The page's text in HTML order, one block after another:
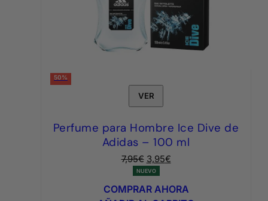
50%
VER
Perfume para Hombre Ice Dive de
Adidas – 100 ml
7,95€ El
precio
original
era:
3,95€El
actual
es:
NUEVO
COMPRAR AHORA